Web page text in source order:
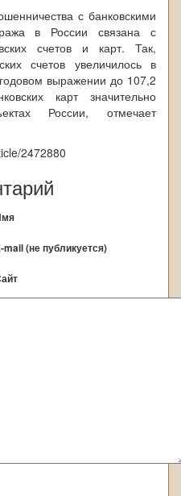
с банковскими
в России связана с
счетов и карт. Так,
счетов увеличилось в
выражении до 107,2
карт значительно
России, отмечает
2472880
mail (не публикуется)